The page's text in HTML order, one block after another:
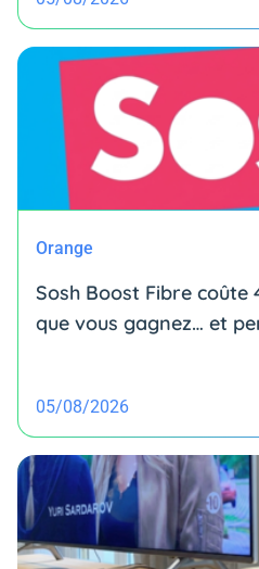
Orange
Sosh Boost Fibre coûte
que vous gagnez… et
05/08/2026